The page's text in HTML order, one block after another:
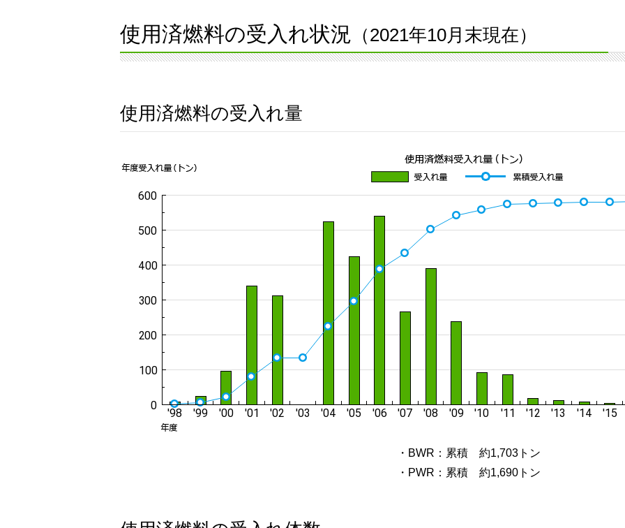
使用済燃料の受入れ状況 （2021年10月末現在）
使用済燃料の受入れ量
・BWR：累積 約1,703トン
・PWR：累積 約1,690トン